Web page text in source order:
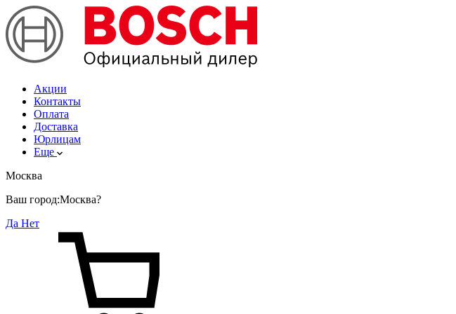
Акции
Контакты
Оплата
Доставка
Юрлицам
Еще
Москва
Ваш город:Москва?
Да Нет